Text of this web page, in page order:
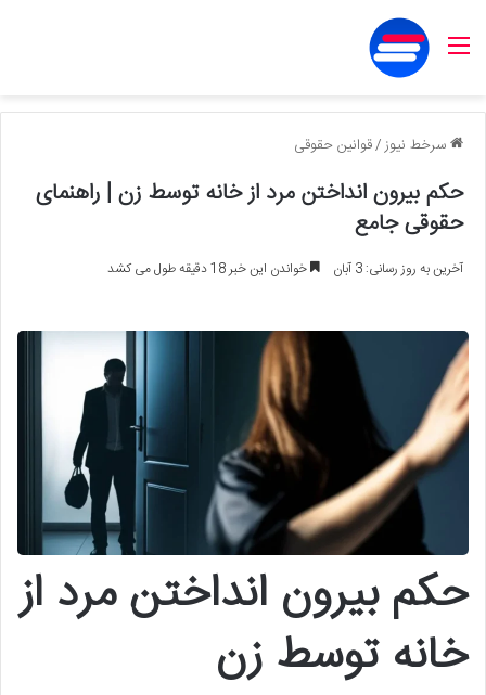
منو
سرخط نیوز/قوانین حقوقی
حکم بیرون انداختن مرد از خانه توسط زن | راهنمای
حقوقی جامع
آخرین به روز رسانی: 3 آبان خواندن این خبر 18 دقیقه طول می کشد
حکم بیرون انداختن مرد از
خانه توسط زن